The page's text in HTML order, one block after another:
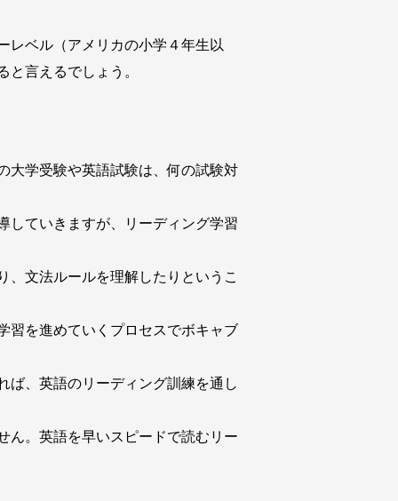
ベル（アメリカの小学４年生以
言えるでしょう。
学受験や英語試験は、何の試験対
ていきますが、リーディング学習
文法ルールを理解したりというこ
を進めていくプロセスでボキャブ
、英語のリーディング訓練を通し
。英語を早いスピードで読むリー